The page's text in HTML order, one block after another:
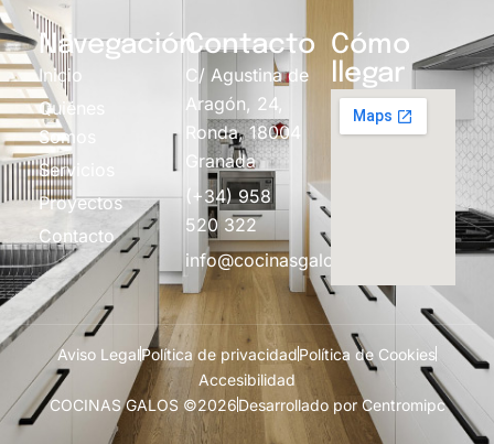
Navegación
Inicio
Quiénes
Somos
Servicios
Proyectos
Contacto
Contacto
C/ Agustina de
Aragón, 24,
Ronda, 18004
Granada
(+34) 958
520 322
info@cocinasgalos.com
Cómo
llegar
Aviso LegalPolítica de privacidadPolítica de Cookies
Accesibilidad
COCINAS GALOS ©2026Desarrollado por Centromipc